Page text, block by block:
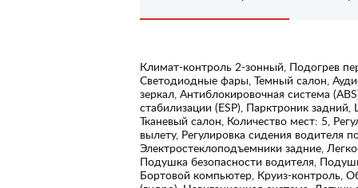
Климат-контроль 2-зонный, Подогрев
Светодиодные фары, Темный салон,
зеркал, Антиблокировочная система
стабилизации (ESP), Парктроник
Тканевый салон, Количество мест: 5,
вылету, Регулировка сидения водителя
Электростеклоподъемники задние,
Подушка безопасности водителя,
Бортовой компьютер, Круиз-контроль,